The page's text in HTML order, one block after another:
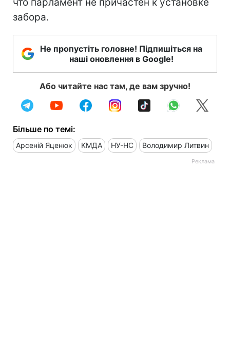
забора.
Не пропустіть головне! Підпишіться на
наші оновлення в Google!
Або читайте нас там, де вам зручно!
Більше по темі:
Арсеній Яценюк КМДА НУ-НС Володимир Литвин